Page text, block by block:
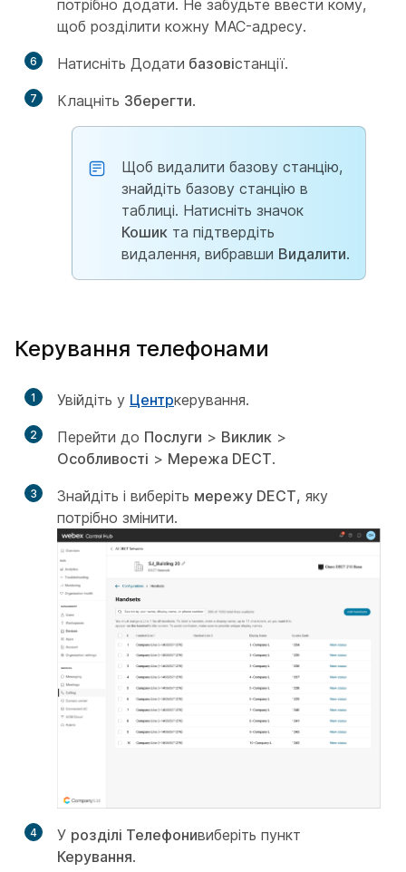
потрібно додати. Не забудьте ввести кому,
щоб розділити кожну MAC-адресу.
6 Натисніть Додати базовістанції.
7 Клацніть Зберегти.
Щоб видалити базову станцію,
знайдіть базову станцію в
таблиці. Натисніть значок
Кошик та підтвердіть
видалення, вибравши Видалити.
Керування телефонами
1 Увійдіть у Центркерування.
2 Перейти до Послуги > Виклик >
Особливості > Мережа DECT.
3 Знайдіть і виберіть мережу DECT, яку
потрібно змінити.
4 У розділі Телефонивиберіть пункт
Керування.